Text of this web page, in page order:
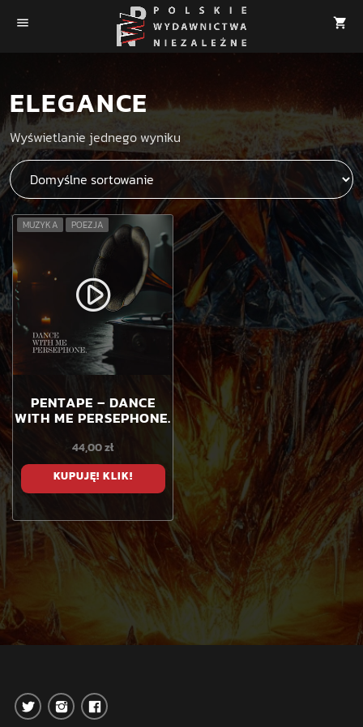
menu shopping_cart
ELEGANCE
Wyświetlanie jednego wyniku
play_circle_filled
MUZYKA POEZJA
PENTAPE – DANCE
WITH ME PERSEPHONE.
44,00zł
KUPUJĘ! KLIK!